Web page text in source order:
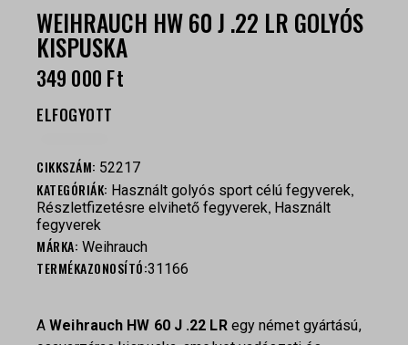
WEIHRAUCH HW 60 J .22 LR GOLYÓS
KISPUSKA
349 000 Ft
ELFOGYOTT
CIKKSZÁM: 52217
KATEGÓRIÁK: Használt golyós sport célú fegyverek,
Részletfizetésre elvihető fegyverek, Használt
fegyverek
MÁRKA: Weihrauch
TERMÉKAZONOSÍTÓ:31166
AWeihrauch HW 60 J .22 LRegy német gyártású,